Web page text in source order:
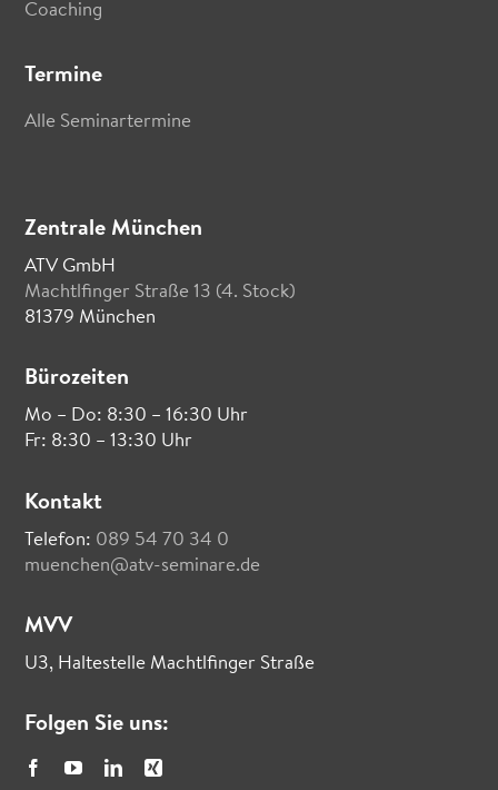
Coaching
Termine
Alle Seminartermine
Zentrale München
ATV GmbH
Machtlfinger Straße 13 (4. Stock)
81379 München
Bürozeiten
Mo – Do: 8:30 – 16:30 Uhr
Fr: 8:30 – 13:30 Uhr
Kontakt
Telefon: 089 54 70 34 0
muenchen@atv-seminare.de
MVV
U3, Haltestelle Machtlfinger Straße
Folgen Sie uns: